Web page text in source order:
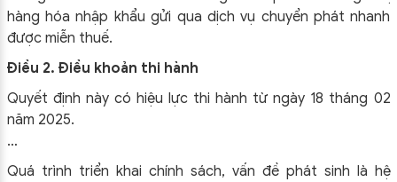
hàng hóa nhập khẩu gửi qua dịch vụ chuyển phát nhanh
được miễn thuế.
Điều 2. Điều khoản thi hành
Quyết định này có hiệu lực thi hành từ ngày 18 tháng 02
năm 2025.
…
Quá trình triển khai chính sách, vấn đề phát sinh là hệ